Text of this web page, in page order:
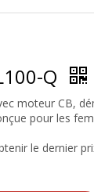
Q
moteur CB,
pour les
le dernier